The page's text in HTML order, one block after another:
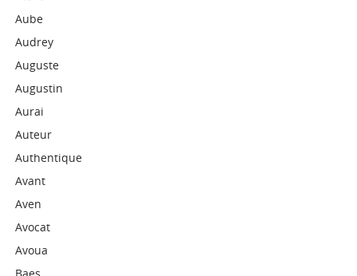
Aube
Audrey
Auguste
Augustin
Aurai
Auteur
Authentique
Avant
Aven
Avocat
Avoua